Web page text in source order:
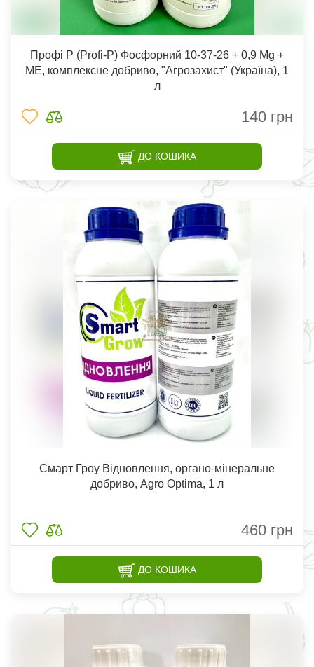
Профі P (Profi-P) Фосфорний 10-37-26 + 0,9 Mg +
МE, комплексне добриво, "Агрозахист" (Україна), 1
л
140 грн
ДО КОШИКА
Смарт Гроу Відновлення, органо-мінеральне
добриво, Agro Optima, 1 л
460 грн
ДО КОШИКА